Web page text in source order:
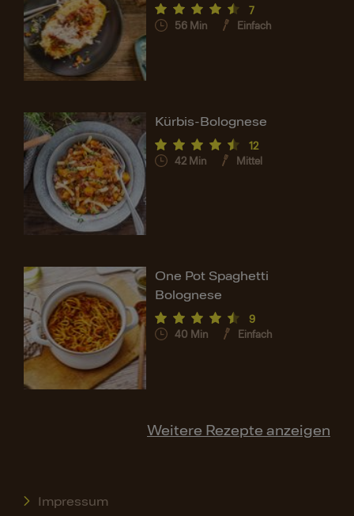
7
56 Min Einfach
Kürbis-Bolognese
12
42 Min Mittel
One Pot Spaghetti
Bolognese
9
40 Min Einfach
Weitere Rezepte anzeigen
Impressum